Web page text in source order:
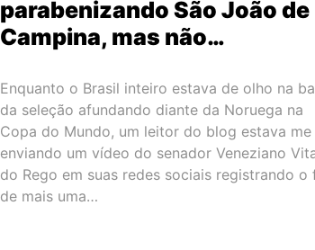
parabenizando São João de
Campina, mas não…
Enquanto o Brasil inteiro estava de olho na
da seleção afundando diante da Noruega na
Copa do Mundo, um leitor do blog estava me
enviando um vídeo do senador Veneziano
do Rego em suas redes sociais registrando o
de mais uma…